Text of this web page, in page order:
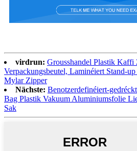
virdrun: Grousshandel Plastik
Verpackungsbeutel, Laminéiert Stand-
Mylar Zipper
Nächste: Benotzerdefinéiert-
Bag Plastik Vakuum Aluminiumsfolie
Sak